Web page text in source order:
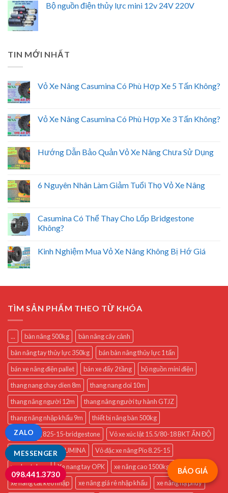
Bộ nguồn điện thủy lực mini 12v 24V 220V
TIN MỚI NHẤT
Vỏ Xe Nâng Casumina Có Phù Hợp Xe 5 Tấn Không?
Vỏ Xe Nâng Casumina Có Phù Hợp Xe 3 Tấn Không?
Hướng Dẫn Bảo Quản Vỏ Xe Nâng Chưa Sử Dụng
6 Nguyên Nhân Làm Giảm Tuổi Thọ Vỏ Xe Nâng
Casumina Có Thể Thay Cho Lốp Bridgestone
Không?
Kinh Nghiệm Mua Vỏ Xe Nâng Không Bị Hớ Giá
TÌM SẢN PHẨM THEO TỪ KHÓA
... bàn nâng 500kg
bàn nâng cây cảnh
bàn nâng tay thủy lực 350kg
bán bàn nâng thủy lực 1 tấn
bán xe nâng điện pallet
bán xe đẩy 2 tầng
bộ nguồn mini điện
thang nang chay dien 8m
thang nang doi 10m
thang nâng người 12m
thang nâng người tự hành GTJZ
thang nâng nhập khẩu 9m
thiết bị nâng bàn 500kg
Vỏ xe nâng 825-15-bridgestone
Vỏ xe xúc lật 15.5/80-18 BKT ẤN ĐỘ
Vỏ đặc 825-15 CASUMINA
Vỏ đặc xe nâng Pio 8.25-15
xe day tphcm
Xe nang tay OPK
xe nâng cao 1500kg cao 1m6
xe nâng cắt kéo nhập
xe nâng giá rẻ nhập khẩu xe nâng hạ phuy
BÁO GIÁ
MESSENGER
ZALO
098.441.3730